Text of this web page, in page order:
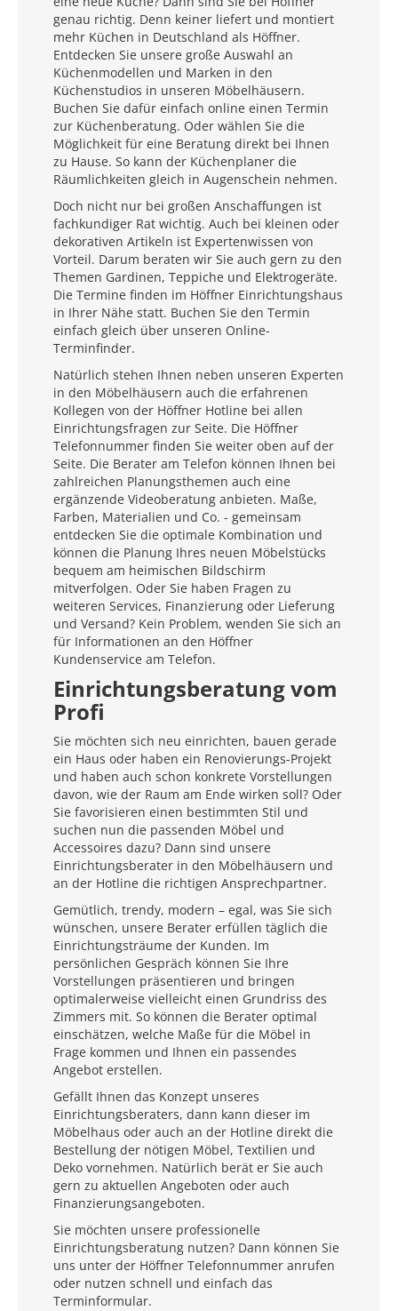
genau richtig. Denn keiner liefert und montiert
mehr Küchen in Deutschland als Höffner.
Entdecken Sie unsere große Auswahl an
Küchenmodellen und Marken in den
Küchenstudios in unseren Möbelhäusern.
Buchen Sie dafür einfach online einen Termin
zur Küchenberatung. Oder wählen Sie die
Möglichkeit für eine Beratung direkt bei Ihnen
zu Hause. So kann der Küchenplaner die
Räumlichkeiten gleich in Augenschein nehmen.
Doch nicht nur bei großen Anschaffungen ist
fachkundiger Rat wichtig. Auch bei kleinen oder
dekorativen Artikeln ist Expertenwissen von
Vorteil. Darum beraten wir Sie auch gern zu den
Themen Gardinen, Teppiche und Elektrogeräte.
Die Termine finden im Höffner Einrichtungshaus
in Ihrer Nähe statt. Buchen Sie den Termin
einfach gleich über unseren Online-
Terminfinder.
Natürlich stehen Ihnen neben unseren Experten
in den Möbelhäusern auch die erfahrenen
Kollegen von der Höffner Hotline bei allen
Einrichtungsfragen zur Seite. Die Höffner
Telefonnummer finden Sie weiter oben auf der
Seite. Die Berater am Telefon können Ihnen bei
zahlreichen Planungsthemen auch eine
ergänzende Videoberatung anbieten. Maße,
Farben, Materialien und Co. - gemeinsam
entdecken Sie die optimale Kombination und
können die Planung Ihres neuen Möbelstücks
bequem am heimischen Bildschirm
mitverfolgen. Oder Sie haben Fragen zu
weiteren Services, Finanzierung oder Lieferung
und Versand? Kein Problem, wenden Sie sich an
für Informationen an den Höffner
Kundenservice am Telefon.
Einrichtungsberatung vom
Profi
Sie möchten sich neu einrichten, bauen gerade
ein Haus oder haben ein Renovierungs-Projekt
und haben auch schon konkrete Vorstellungen
davon, wie der Raum am Ende wirken soll? Oder
Sie favorisieren einen bestimmten Stil und
suchen nun die passenden Möbel und
Accessoires dazu? Dann sind unsere
Einrichtungsberater in den Möbelhäusern und
an der Hotline die richtigen Ansprechpartner.
Gemütlich, trendy, modern – egal, was Sie sich
wünschen, unsere Berater erfüllen täglich die
Einrichtungsträume der Kunden. Im
persönlichen Gespräch können Sie Ihre
Vorstellungen präsentieren und bringen
optimalerweise vielleicht einen Grundriss des
Zimmers mit. So können die Berater optimal
einschätzen, welche Maße für die Möbel in
Frage kommen und Ihnen ein passendes
Angebot erstellen.
Gefällt Ihnen das Konzept unseres
Einrichtungsberaters, dann kann dieser im
Möbelhaus oder auch an der Hotline direkt die
Bestellung der nötigen Möbel, Textilien und
Deko vornehmen. Natürlich berät er Sie auch
gern zu aktuellen Angeboten oder auch
Finanzierungsangeboten.
Sie möchten unsere professionelle
Einrichtungsberatung nutzen? Dann können Sie
uns unter der Höffner Telefonnummer anrufen
oder nutzen schnell und einfach das
Terminformular.